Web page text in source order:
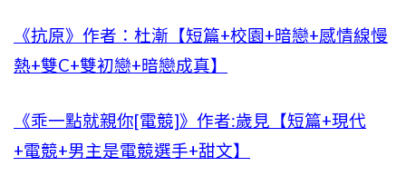
《抗原》作者：杜漸【短篇+校園+暗戀+感情線慢
熱+雙C+雙初戀+暗戀成真】
《乖一點就親你[電競]》作者:歲見【短篇+現代
+電競+男主是電競選手+甜文】